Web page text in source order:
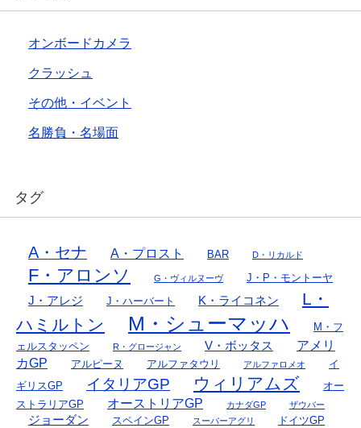
オンボードカメラ
クラッシュ
その他・イベント
名勝負・名場面
タグ
A・セナ A・プロスト BAR D・リカルド
F・アロンソ G・ヴィルヌーヴ J・P・モントーヤ
J・アレジ J・ハーバート K・ライコネン
L・
ハミルトン
M・シューマッハ
M・フ
ェルスタッペン
R・グロージャン V・ボッタス
アメリ
カGP
アルピーヌ アルファタウリ アルファロメオ
イ
ギリスGP
イタリアGP ウィリアムズ
オー
ストラリアGP
オーストリアGP カナダGP ザウバー
ジョーダン スペインGP スーパーアグリ ドイツGP